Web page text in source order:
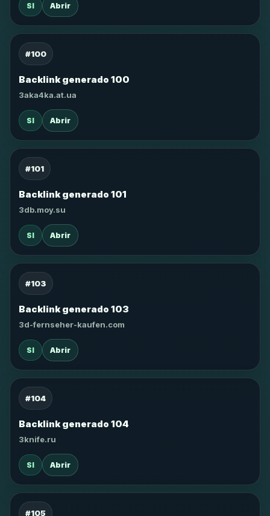
SI Abrir
#100
Backlink generado 100
3aka4ka.at.ua
SI Abrir
#101
Backlink generado 101
3db.moy.su
SI Abrir
#103
Backlink generado 103
3d-fernseher-kaufen.com
SI Abrir
#104
Backlink generado 104
3knife.ru
SI Abrir
#105